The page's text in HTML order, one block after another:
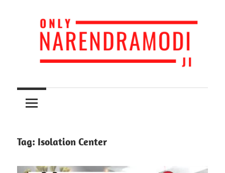
content
Only
Narendra
Modiji
Modi
Loves
Tag: Isolation Center